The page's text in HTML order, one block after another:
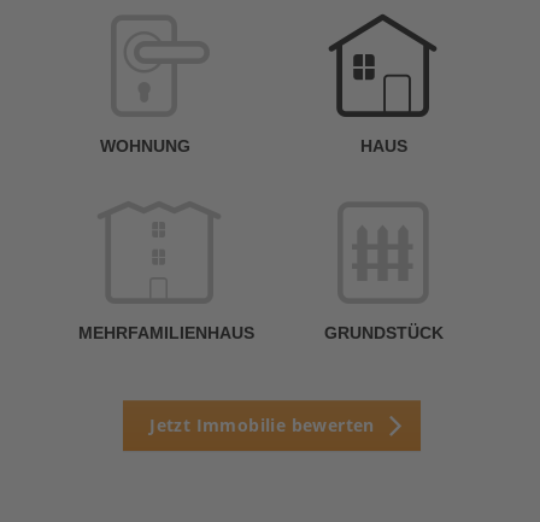
WOHNUNG HAUS
MEHRFAMILIENHAUS GRUNDSTÜCK
Jetzt Immobilie bewerten